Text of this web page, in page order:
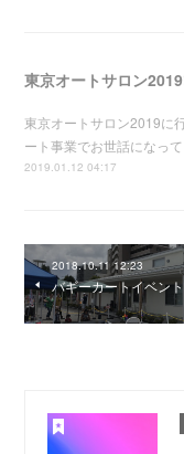
東京オートサロン
東京オートサロン2019に
ート事業でお世話になっ
2019.01.12 04:17
2018.10.11 12:23
バギーカートイベント